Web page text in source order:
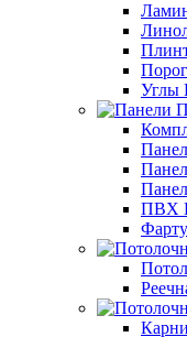
Углы
ПВХ